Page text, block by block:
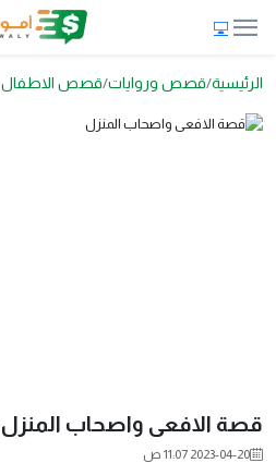
الرئيسية قصص وروايات قصص الاطفال
قصة الافعى واصحاب المنزل
2023-04-20 11:07 ص